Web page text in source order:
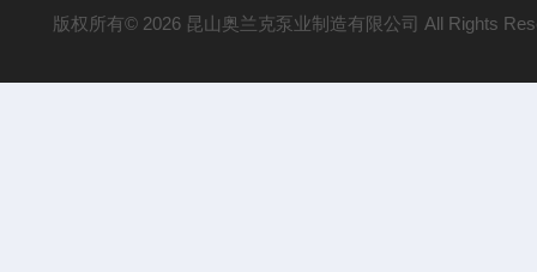
版权所有© 2026 昆山奥兰克泵业制造有限公司 All Rights